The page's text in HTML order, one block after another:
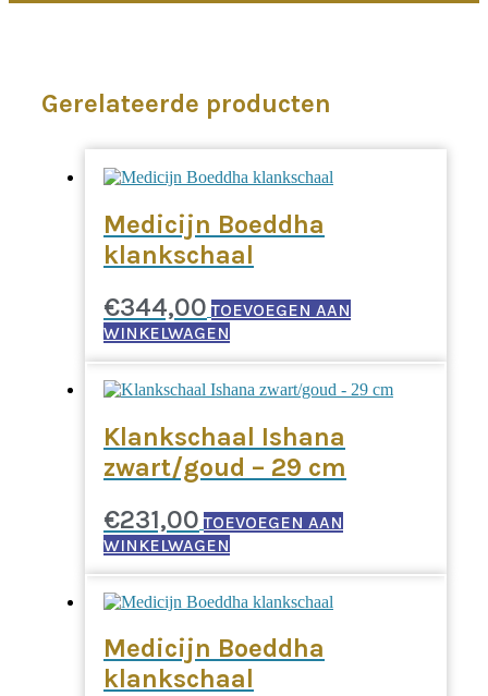
Gerelateerde producten
Medicijn Boeddha
klankschaal
€344,00 TOEVOEGEN AAN
WINKELWAGEN
Klankschaal Ishana
zwart/goud – 29 cm
€231,00 TOEVOEGEN AAN
WINKELWAGEN
Medicijn Boeddha
klankschaal